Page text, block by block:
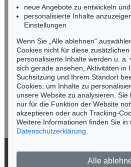
Keine Auktion mehr
Wir informieren Sie
Jetzt zum Newsletter
neue Angebote zu entwickeln
personalisierte Inhalte
Einstellungen
Wenn Sie „Alle ablehnen“
Cookies nicht für diese
personalisierte Inhalte werden u. a.
sich gerade ansehen, Aktivitäten in
Suchsitzung und Ihrem Standort
Cookies, um Inhalte zu
unsere Website zu analysieren.
nur für die Funktion der Website
akzeptieren oder auch Tracking-
Weitere Informationen finden Sie in
Datenschutzerklärung
Alle